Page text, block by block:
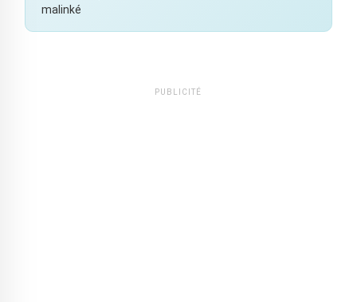
malinké
PUBLICITÉ